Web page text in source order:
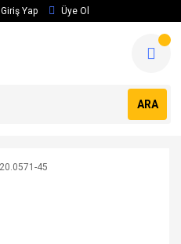
Giriş Yap Üye Ol
ARA